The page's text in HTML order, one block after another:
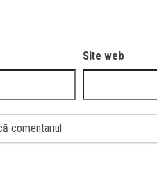
Site web